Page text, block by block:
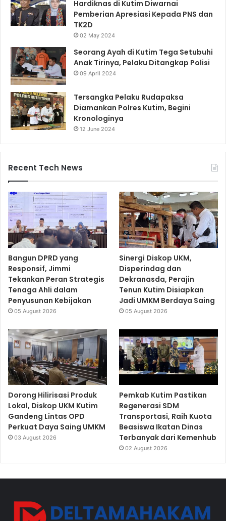
Hardiknas di Kutim Diwarnai
Pemberian Apresiasi Kepada PNS dan
TK2D
02 May 2024
Seorang Ayah di Kutim Tega Setubuhi
Anak Tirinya, Pelaku Ditangkap Polisi
09 April 2024
Tersangka Pelaku Rudapaksa
Diamankan Polres Kutim, Begini
Kronologinya
12 June 2024
Recent Tech News
Bangun DPRD yang
Responsif, Jimmi
Tekankan Peran Strategis
Tenaga Ahli dalam
Penyusunan Kebijakan
05 August 2026
Sinergi Diskop UKM,
Disperindag dan
Dekranasda, Perajin
Tenun Kutim Disiapkan
Jadi UMKM Berdaya Saing
05 August 2026
Dorong Hilirisasi Produk
Lokal, Diskop UKM Kutim
Gandeng Lintas OPD
Perkuat Daya Saing UMKM
03 August 2026
Pemkab Kutim Pastikan
Regenerasi SDM
Transportasi, Raih Kuota
Beasiswa Ikatan Dinas
Terbanyak dari Kemenhub
02 August 2026